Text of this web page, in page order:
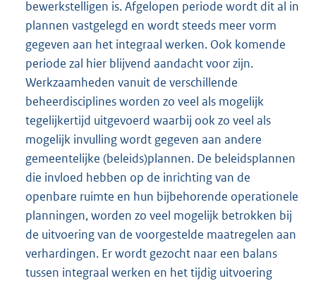
bewerkstelligen is. Afgelopen periode wordt dit al in
plannen vastgelegd en wordt steeds meer vorm
gegeven aan het integraal werken. Ook komende
periode zal hier blijvend aandacht voor zijn.
Werkzaamheden vanuit de verschillende
beheerdisciplines worden zo veel als mogelijk
tegelijkertijd uitgevoerd waarbij ook zo veel als
mogelijk invulling wordt gegeven aan andere
gemeentelijke (beleids)plannen. De beleidsplannen
die invloed hebben op de inrichting van de
openbare ruimte en hun bijbehorende operationele
planningen, worden zo veel mogelijk betrokken bij
de uitvoering van de voorgestelde maatregelen aan
verhardingen. Er wordt gezocht naar een balans
tussen integraal werken en het tijdig uitvoering